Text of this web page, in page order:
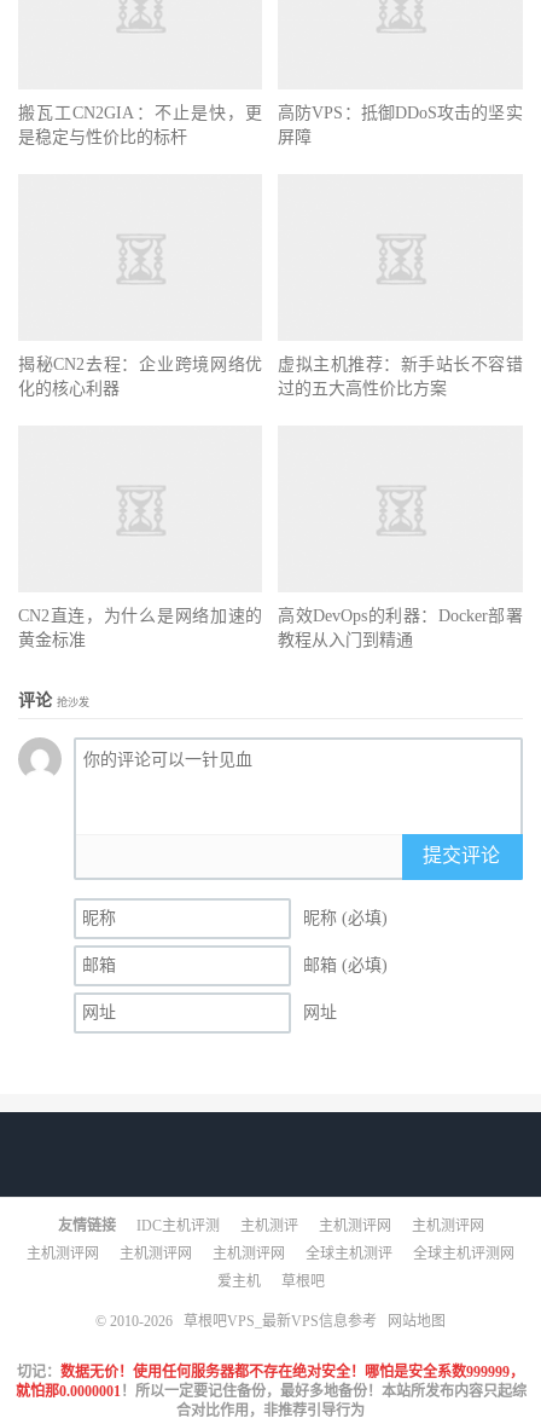
搬瓦工CN2GIA：不止是快，更
是稳定与性价比的标杆
高防VPS：抵御DDoS攻击的坚实
屏障
揭秘CN2去程：企业跨境网络优
化的核心利器
虚拟主机推荐：新手站长不容错
过的五大高性价比方案
CN2直连，为什么是网络加速的
黄金标准
高效DevOps的利器：Docker部署
教程从入门到精通
评论 抢沙发
提交评论
昵称 (必填)
邮箱 (必填)
网址
友情链接 IDC主机评测 主机测评 主机测评网
主机测评网
主机测评网
主机测评网 主机测评网 全球主机测评
全球主机评测网
爱主机
草根吧
© 2010-2026 草根吧VPS_最新VPS信息参考 网站地图
切记： 数据无价！使用任何服务器都不存在绝对安全！哪怕是安全系数999999，
就怕那0.0000001！所以一定要记住备份，最好多地备份！本站所发布内容只起综
合对比作用，非推荐引导行为